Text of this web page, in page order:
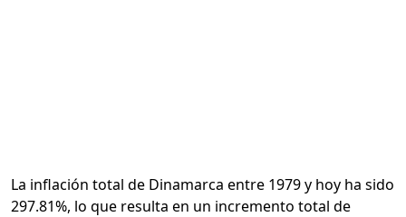
La inflación total de Dinamarca entre 1979 y hoy ha sido
297.81%, lo que resulta en un incremento total de